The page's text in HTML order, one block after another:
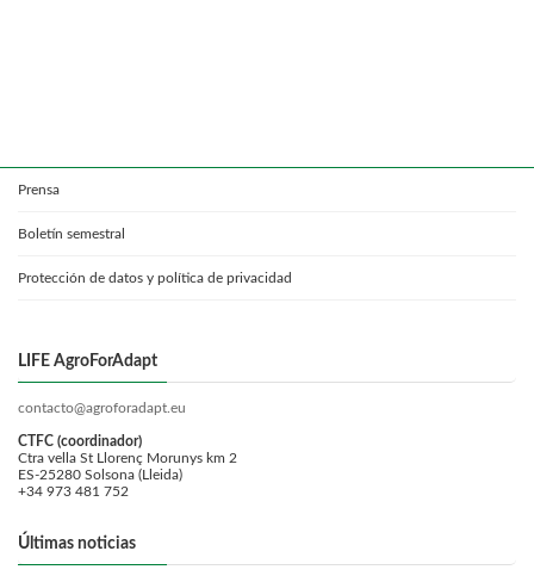
Prensa
Boletín semestral
Protección de datos y política de privacidad
LIFE AgroForAdapt
contacto@agroforadapt.eu
CTFC (coordinador)
Ctra vella St Llorenç Morunys km 2
ES-25280 Solsona (Lleida)
+34 973 481 752
Últimas noticias